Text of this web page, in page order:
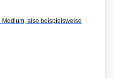
Medium, also beispielsweise